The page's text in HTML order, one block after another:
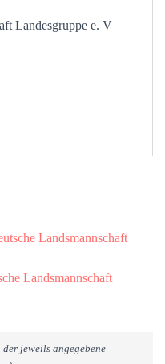
Landesgruppe e. V
Landsmannschaft
Landsmannschaft
jeweils angegebene